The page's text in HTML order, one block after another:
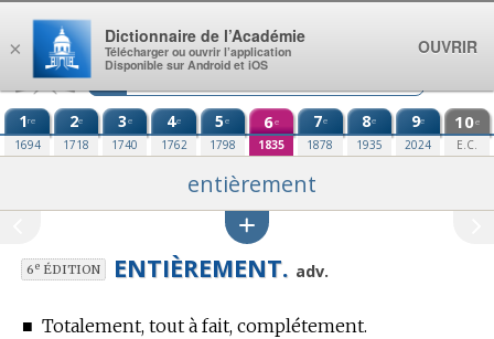
Aller au contenu
1re
1694
2e
1718
3e
1740
4e
1762
5e
1798
6e
1835
7e
1878
8e
1935
9e
2024
10e
E.C.
entièrement
6eÉDITION ENTIÈREMENT. adv.
■ Totalement, tout à fait, complétement.
×
Dictionnaire de l’Académie
Télécharger ou ouvrir l’application
Disponible sur Android et iOS
OUVRIR